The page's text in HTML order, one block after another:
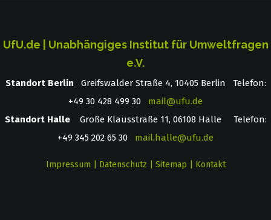
UfU.de | Unabhängiges Institut für Umweltfragen
e.V.
Standort Berlin ­ Greifswalder Straße 4, 10405 Berlin Telefon:
+49 30 428 499 30 mail@ufu.de
Standort HalleGroße Klausstraße 11, 06108 Halle Telefon:
+49 345 202 65 30 mail.halle@ufu.de
Impressum Datenschutz Sitemap Kontakt